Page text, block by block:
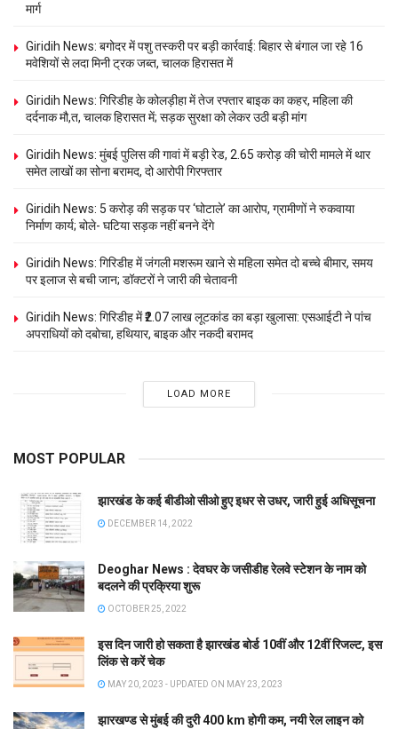
मार्ग
Giridih News: बगोदर में पशु तस्करी पर बड़ी कार्रवाई: बिहार से बंगाल जा रहे 16
मवेशियों से लदा मिनी ट्रक जब्त, चालक हिरासत में
Giridih News: गिरिडीह के कोलड़ीहा में तेज रफ्तार बाइक का कहर, महिला की
दर्दनाक मौ,त, चालक हिरासत में; सड़क सुरक्षा को लेकर उठी बड़ी मांग
Giridih News: मुंबई पुलिस की गावां में बड़ी रेड, 2.65 करोड़ की चोरी मामले में थार
समेत लाखों का सोना बरामद, दो आरोपी गिरफ्तार
Giridih News: 5 करोड़ की सड़क पर ‘घोटाले’ का आरोप, ग्रामीणों ने रुकवाया
निर्माण कार्य; बोले- घटिया सड़क नहीं बनने देंगे
Giridih News: गिरिडीह में जंगली मशरूम खाने से महिला समेत दो बच्चे बीमार, समय
पर इलाज से बची जान; डॉक्टरों ने जारी की चेतावनी
Giridih News: गिरिडीह में ₹2.07 लाख लूटकांड का बड़ा खुलासा: एसआईटी ने पांच
अपराधियों को दबोचा, हथियार, बाइक और नकदी बरामद
LOAD MORE
MOST POPULAR
झारखंड के कई बीडीओ सीओ हुए इधर से उधर, जारी हुई अधिसूचना
DECEMBER 14, 2022
Deoghar News : देवघर के जसीडीह रेलवे स्टेशन के नाम को
बदलने की प्रक्रिया शुरू
OCTOBER 25, 2022
इस दिन जारी हो सकता है झारखंड बोर्ड 10वीं और 12वीं रिजल्ट, इस
लिंक से करें चेक
MAY 20, 2023 - UPDATED ON MAY 23, 2023
झारखण्ड से मुंबई की दुरी 400 km होगी कम, नयी रेल लाइन को